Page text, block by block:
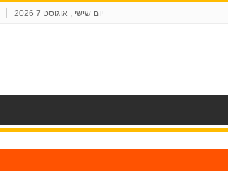
יום שישי , אוגוסט 7 2026